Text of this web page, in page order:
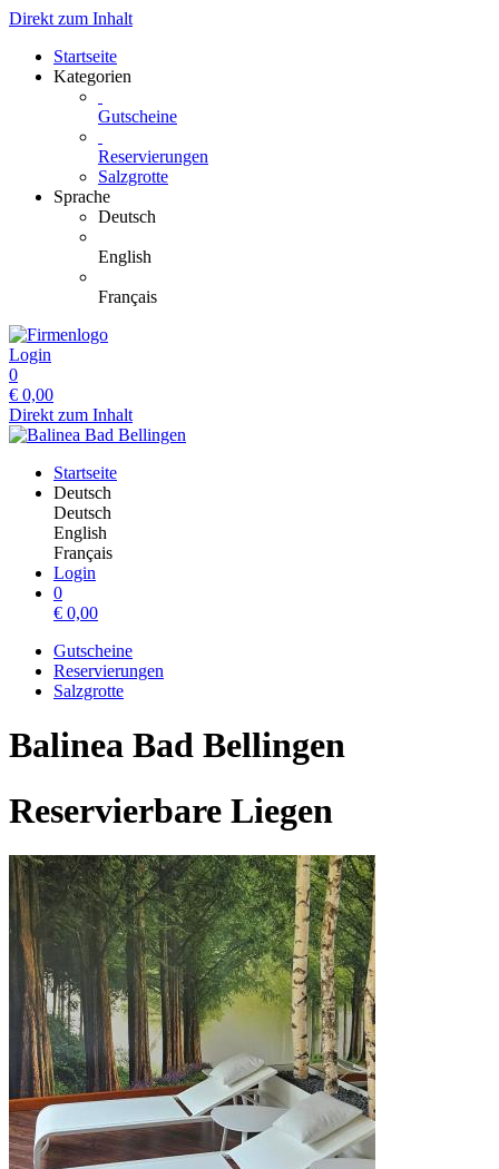
Direkt zum Inhalt
Startseite
Kategorien
Gutscheine
Reservierungen
Salzgrotte
Sprache
Deutsch
English
Français
Login
0
€ 0,00
Direkt zum Inhalt
Startseite
Deutsch
Deutsch
English
Français
Login
0
€ 0,00
Gutscheine
Reservierungen
Salzgrotte
Balinea Bad Bellingen
Reservierbare Liegen